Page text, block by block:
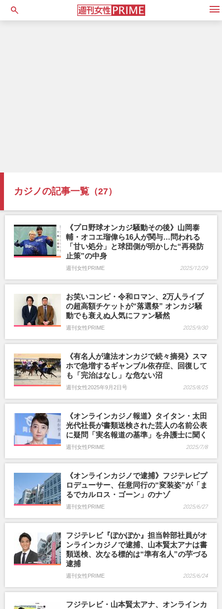
open
カジノの記事一覧 （27）
《プロ野球オンカジ騒動その後》山岡泰
輔・オコエ瑠偉ら16人が関与…問われる
「甘い処分」と球団側が明かした“再発防
止策”の中身
週刊女性PRIME 2025/12/29
お笑いコンビ・令和ロマン、2万人ライブ
の超高額チケットが“落選祭” オンカジ騒
動でも衰えぬ人気にファン騒然
週刊女性PRIME 2025/9/30
《有名人が違法オンカジで続々摘発》スマ
ホで急増するギャンブル依存症、回復して
も「完治はなし」な危ない沼
週刊女性2025年9月2日号 2025/8/25
《オンラインカジノ報道》タイタン・太田
光代社長が書類送検された芸人の名前公表
に疑問「実名報道の基準」を弁護士に聞く
週刊女性PRIME 2025/7/8
《オンラインカジノで逮捕》フジテレビプ
ロデューサー、任意同行の“変装姿”が「ま
るでカルロス・ゴーン」のナゾ
週刊女性PRIME 2025/6/27
フジテレビ『ぽかぽか』担当幹部社員がオ
ンラインカジノで逮捕、山本賢太アナは書
類送検、次なる標的は“準有名人”の芋づる
逮捕
週刊女性PRIME 2025/6/24
フジテレビ・山本賢太アナ、オンラインカ